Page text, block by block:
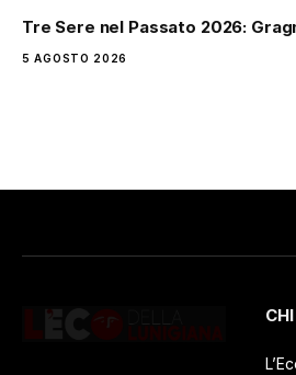
Tre Sere nel Passato 2026:
5 AGOSTO 2026